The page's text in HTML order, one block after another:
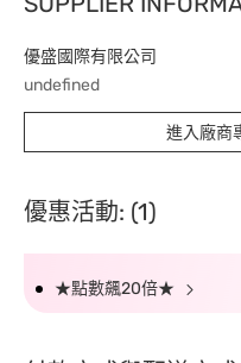
優盛國際有限公司
undefined
進入廠商
優惠活動: (1)
★點數飆20倍★